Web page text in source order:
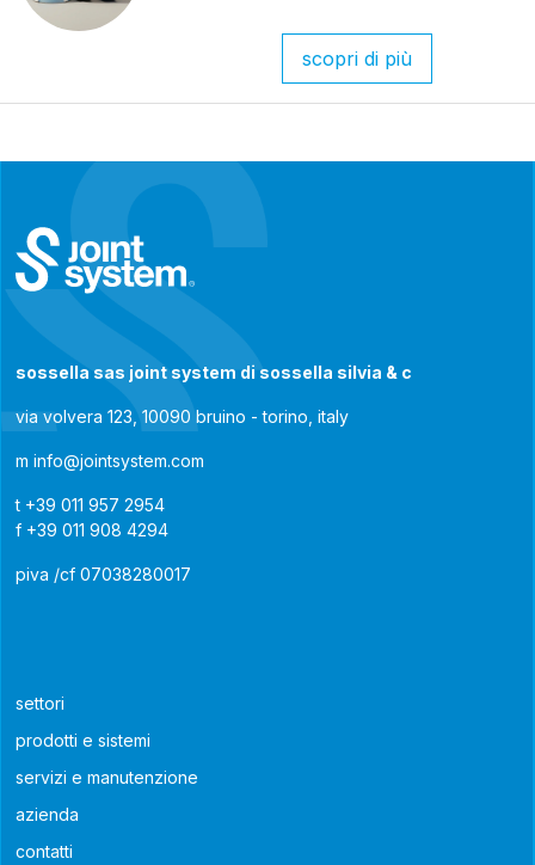
scopri di più
sossella sas joint system di sossella silvia & c
via volvera 123, 10090 bruino - torino, italy
m info@jointsystem.com
t +39 011 957 2954
f +39 011 908 4294
piva /cf 07038280017
settori
prodotti e sistemi
servizi e manutenzione
azienda
contatti